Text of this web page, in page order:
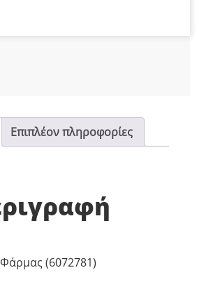
Επιπλέον πληροφορίες
(6072781)